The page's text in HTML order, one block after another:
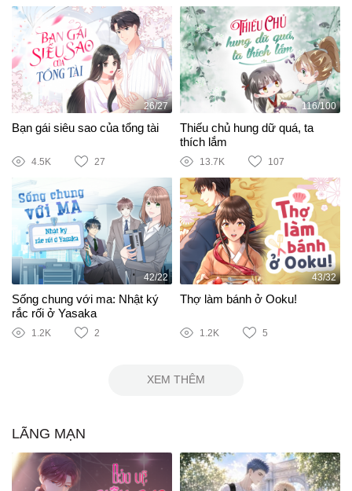
26/27
Bạn gái siêu sao của tổng tài
4.5K 27
116/100
Thiếu chủ hung dữ quá, ta
thích lắm
13.7K 107
42/22
Sống chung với ma: Nhật ký
rắc rối ở Yasaka
1.2K 2
43/32
Thợ làm bánh ở Ooku!
1.2K 5
XEM THÊM
LÃNG MẠN